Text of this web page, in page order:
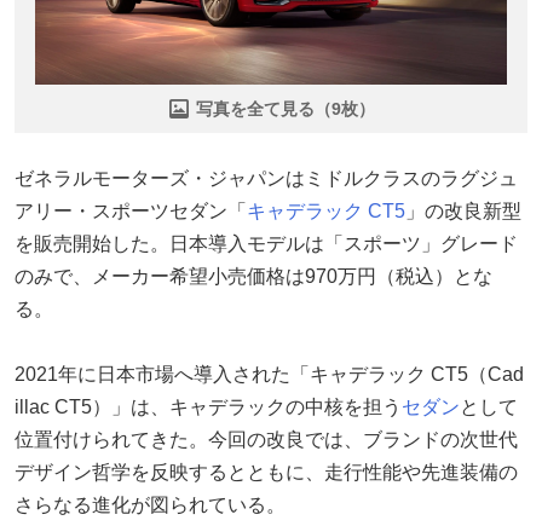
写真を全て見る（9枚）
ゼネラルモーターズ・ジャパンはミドルクラスのラグジュ
アリー・スポーツセダン「 キャデラック CT5 」の改良新型
を販売開始した。日本導入モデルは「スポーツ」グレード
のみで、メーカー希望小売価格は970万円（税込）とな
る。
2021年に日本市場へ導入された「キャデラック CT5（Cad
illac CT5）」は、キャデラックの中核を担う セダンとして
位置付けられてきた。今回の改良では、ブランドの次世代
デザイン哲学を反映するとともに、走行性能や先進装備の
さらなる進化が図られている。